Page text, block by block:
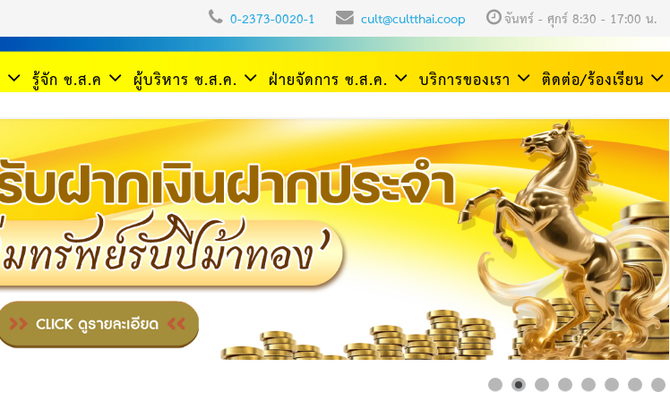
0-2373-0020-1 cult@cultthai.coop จันทร์ - ศุกร์ 8:30 - 17:00 น.
รู้จัก ช.ส.ค ผู้บริหาร ช.ส.ค. ฝ่ายจัดการ ช.ส.ค. บริการของเรา ติดต่อ/ร้องเรียน